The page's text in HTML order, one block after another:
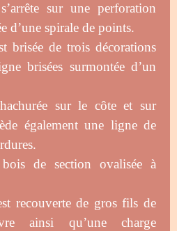
sur une perforation
d’une spirale de points.
brisée de trois décorations
brisées surmontée d’un
sur le côte et sur
également une ligne de
de section ovalisée à
recouverte de gros fils de
ainsi qu’une charge